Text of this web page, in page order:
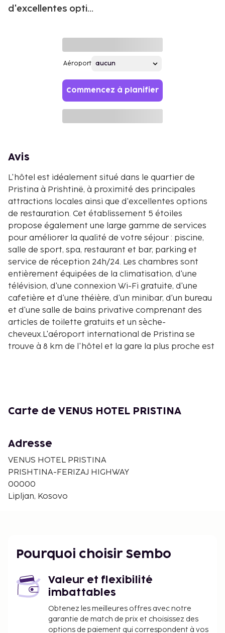
d'excellentes opti...
Aéroport
Commencez à planifier
Avis
L'hôtel est idéalement situé dans le quartier de
Pristina à Prishtinë, à proximité des principales
attractions locales ainsi que d'excellentes options
de restauration. Cet établissement 5 étoiles
propose également une large gamme de services
pour améliorer la qualité de votre séjour : piscine,
salle de sport, spa, restaurant et bar, parking et
service de réception 24h/24. Les chambres sont
entièrement équipées de la climatisation, d'une
télévision, d'une connexion Wi-Fi gratuite, d'une
cafetière et d'une théière, d'un minibar, d'un bureau
et d'une salle de bains privative comprenant des
articles de toilette gratuits et un sèche-
cheveux.L'aéroport international de Pristina se
trouve à 8 km de l'hôtel et la gare la plus proche est
Carte de VENUS HOTEL PRISTINA
Adresse
VENUS HOTEL PRISTINA
PRISHTINA-FERIZAJ HIGHWAY
00000
Lipljan, Kosovo
Pourquoi choisir Sembo
Valeur et flexibilité
imbattables
Obtenez les meilleures offres avec notre
garantie de match de prix et choisissez des
options de paiement qui correspondent à vos